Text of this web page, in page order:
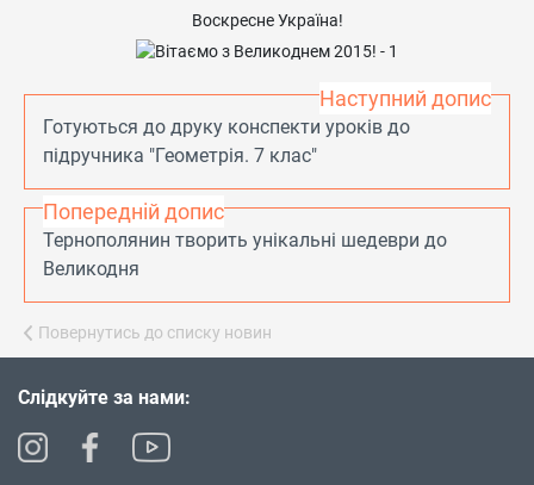
Воскресне Україна!
Наступний допис
Готуються до друку конспекти уроків до
підручника "Геометрія. 7 клас"
Попередній допис
Тернополянин творить унікальні шедеври до
Великодня
Повернутись до списку новин
Слідкуйте за нами: